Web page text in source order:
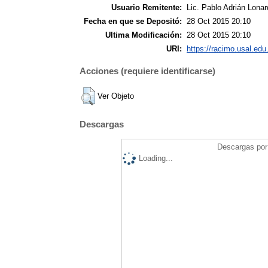
Usuario Remitente:
Lic. Pablo Adrián
Fecha en que se Depositó: 28 Oct 2015 20:10
Ultima Modificación: 28 Oct 2015 20:10
URI:
https://
Acciones (requiere identificarse)
Ver Objeto
Descargas
Descargas
Loading...